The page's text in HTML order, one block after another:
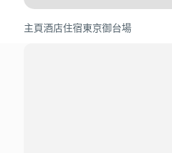
主頁酒店住宿東京御台場